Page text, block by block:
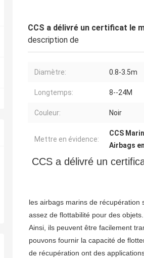
CCS a délivré un certificat le
description de
Diamètre: 0.8-3.5m
Longtemps: 8--24M
Couleur: Noir
Mettre en évidence:
CCS
Airbags
CCS a délivré un
les airbags marins de
assez de flottabilité pour des
Ainsi, ils peuvent être facilement
pouvons fournir la capacité de
de récupération ont des